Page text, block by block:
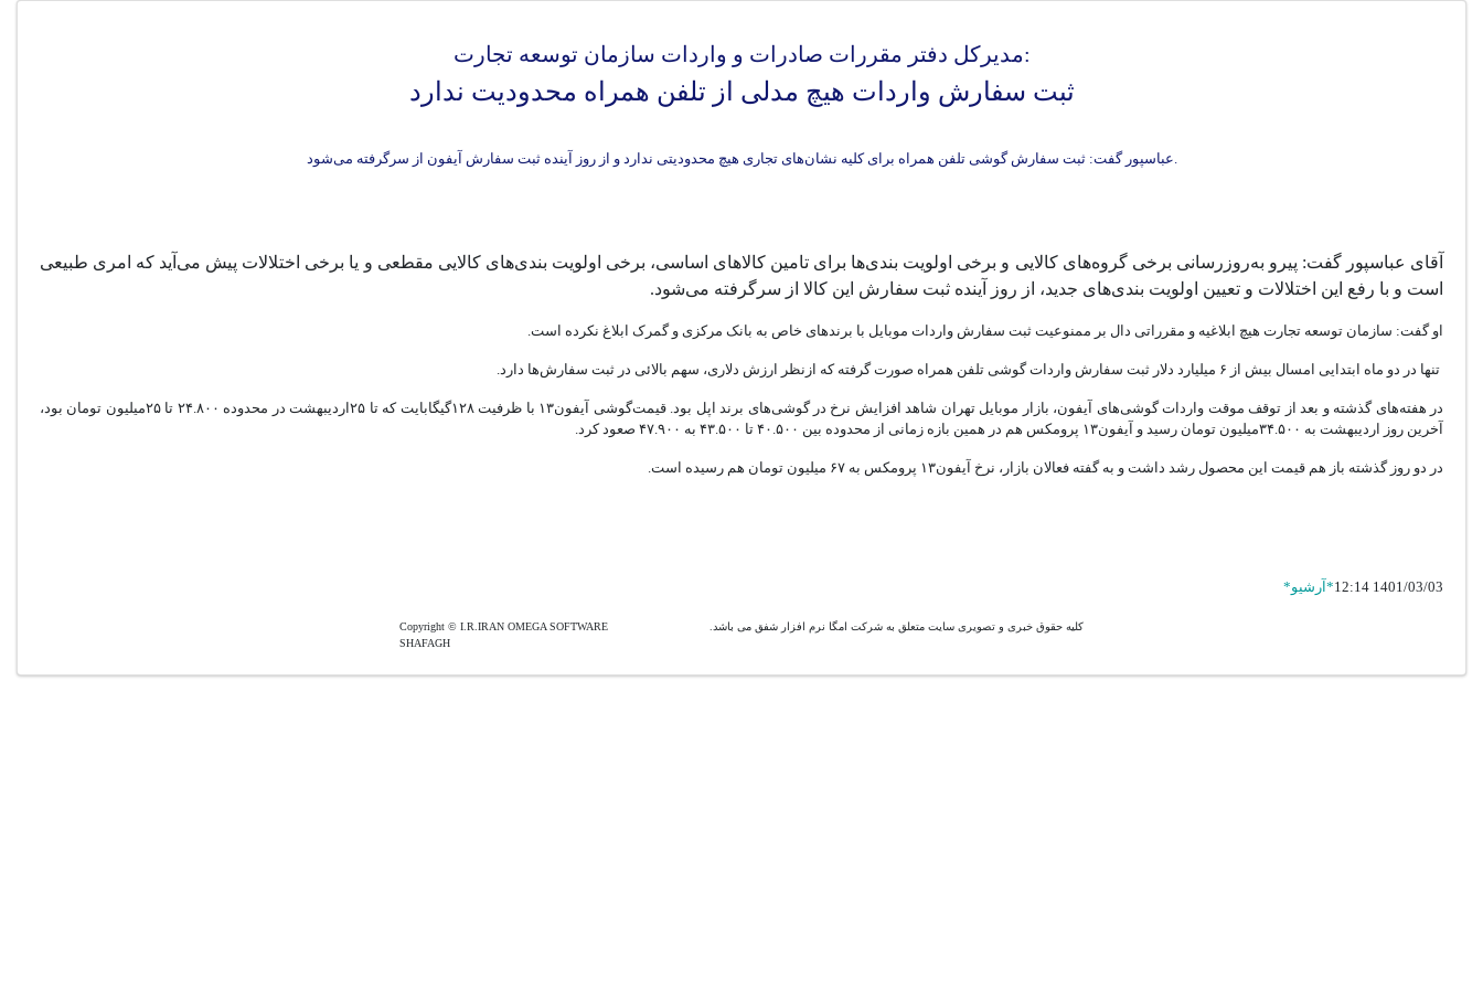
مدیرکل دفتر مقررات صادرات و واردات سازمان توسعه تجارت:
ثبت سفارش واردات هیچ مدلی از تلفن همراه محدودیت ندارد
عباسپور گفت: ثبت سفارش گوشی تلفن همراه برای کلیه نشان‌های تجاری هیچ محدودیتی ندارد و از روز آینده ثبت سفارش آیفون از سرگرفته می‌شود.
آقای عباسپور گفت: پیرو به‌روزرسانی برخی گروه‌های کالایی و برخی اولویت بندی‌ها برای تامین کالا‌های اساسی، برخی اولویت بندی‌های کالایی مقطعی و یا برخی اختلالات پیش می‌آید که امری طبیعی
است و با رفع این اختلالات و تعیین اولویت بندی‌های جدید، از روز آینده ثبت سفارش این کالا از سرگرفته می‌شود.
او گفت: سازمان توسعه تجارت هیچ ابلاغیه و مقرراتی دال بر ممنوعیت ثبت سفارش واردات موبایل با برند‌های خاص به بانک مرکزی و گمرک ابلاغ نکرده است.
تنها در دو ماه ابتدایی امسال بیش از ۶ میلیارد دلار ثبت سفارش واردات گوشی تلفن همراه صورت گرفته که ازنظر ارزش دلاری، سهم بالائی در ثبت سفارش‌ها دارد.
در هفته‌های گذشته و بعد از توقف موقت واردات گوشی‌های آیفون، بازار موبایل تهران شاهد افزایش نرخ در گوشی‌های برند اپل بود. قیمت‌گوشی‌ آیفون‌۱۳ با ظرفیت ۱۲۸گیگابایت که تا ۲۵اردیبهشت در محدوده ‌۲۴.۸۰۰ تا ۲۵میلیون تومان بود،
آخرین روز اردیبهشت به ۳۴.۵۰۰میلیون تومان رسید و آیفون‌۱۳ پرومکس هم در همین بازه زمانی از محدوده بین ۴۰.۵۰۰ تا ۴۳.۵۰۰ به ۴۷.۹۰۰ صعود کرد.
در دو روز گذشته باز هم قیمت این محصول رشد داشت و به گفته فعالان بازار، نرخ آیفون‌۱۳ پرومکس به ۶۷ میلیون تومان هم رسیده است.
1401/03/03 12:14 *آرشیو*
Copyright © I.R.IRAN OMEGA SOFTWARE
SHAFAGH
کليه حقوق خبری و تصويری سايت متعلق به شرکت امگا نرم افزار شفق می باشد.